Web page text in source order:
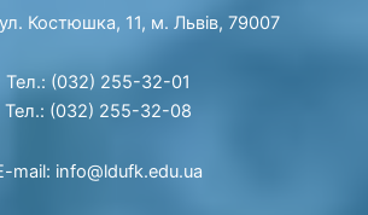
Костюшка, 11, м. Львів, 79007
Тел.: (032) 255-32-01
Тел.: (032) 255-32-08
mail: info@ldufk.edu.ua